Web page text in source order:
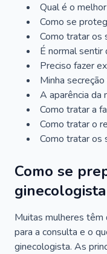
Qual é o
Como se
Como tratar os
É normal sentir
Preciso fazer
Minha
A aparência da
Como tratar a
Como tratar o
Como tratar os
Como se
ginecologista
Muitas mulheres têm
para a consulta e o
ginecologista. As